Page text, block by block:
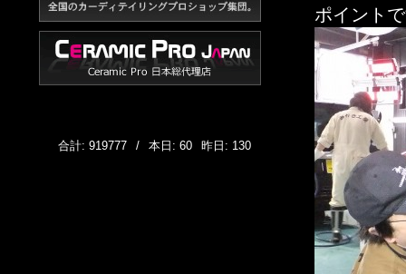
ポイント
合計: 919777 / 本日: 60 昨日: 130